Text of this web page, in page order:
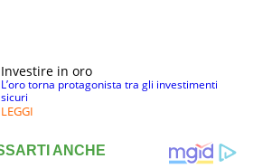
Investire in oro
L’oro torna protagonista tra gli investimenti
sicuri
LEGGI